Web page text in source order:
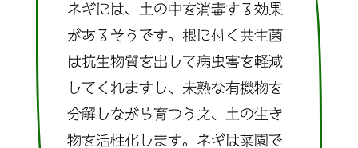
ネギには、土の中を消毒する効果
があるそうです。根に付く共生菌
は抗生物質を出して病虫害を軽減
してくれますし、未熟な有機物を
分解しながら育つうえ、土の生き
物を活性化します。ネギは菜園で